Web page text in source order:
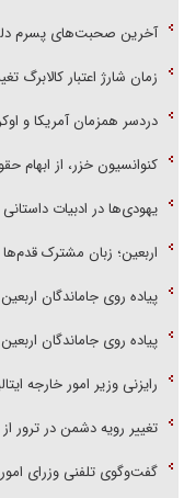
آخرین صحبت‌های پسرم
زمان شارژ اعتبار کالابرگ
دردسر همزمان آمریکا و
کنوانسیون خزر، از ابهام
یهودی‌ها در ادبیات داستانی
اربعین؛ زبان مشترک قدم‌ها
پیاده روی جاماندگان
پیاده روی جاماندگان
رایزنی وزیر امور خارجه
تغییر رویه دشمن در ترور
گفت‌وگوی تلفنی وزرای